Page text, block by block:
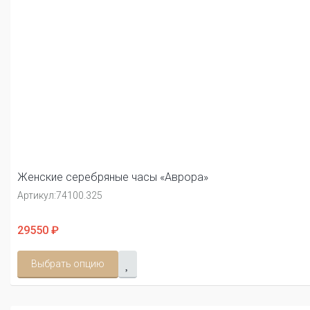
Женские серебряные часы «Аврора»
Артикул:74100.325
29550 ₽
Выбрать опцию